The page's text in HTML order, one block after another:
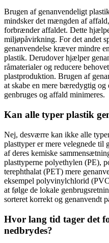
Brugen af genanvendeligt
mindsker det mængden af
forbrænder affaldet. Dette
miljøpåvirkning. For det andet
genanvendelse kræver mindre
plastik. Derudover hjælper
råmaterialer og reducere
plastproduktion. Brugen af
at skabe en mere bæredygtig
genbruges og affald minimeres.
Kan alle typer plastik
Nej, desværre kan ikke alle
plasttyper er mere velegnede til
af deres kemiske
plasttyperne polyethylen (PE),
terephthalat (PET) mere
eksempel polyvinylchlorid
at følge de lokale
sorteret korrekt og genanvendt
Hvor lang tid tager det
nedbrydes?